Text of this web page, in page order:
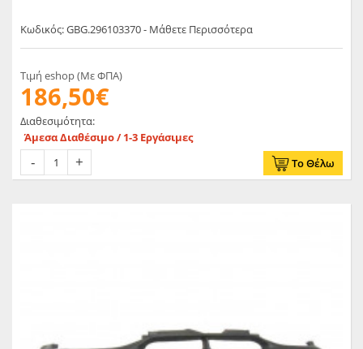
Κωδικός: GBG.296103370 - Μάθετε Περισσότερα
Τιμή eshop (Με ΦΠΑ)
186,50€
Διαθεσιμότητα:
Άμεσα Διαθέσιμο / 1-3 Εργάσιμες
Το Θέλω